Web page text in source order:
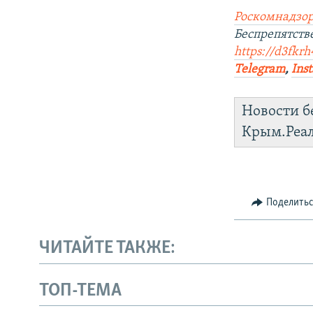
https://
Telegram,
Новости
ЧИТАЙТЕ ТАКЖЕ:
ТОП-ТЕМА